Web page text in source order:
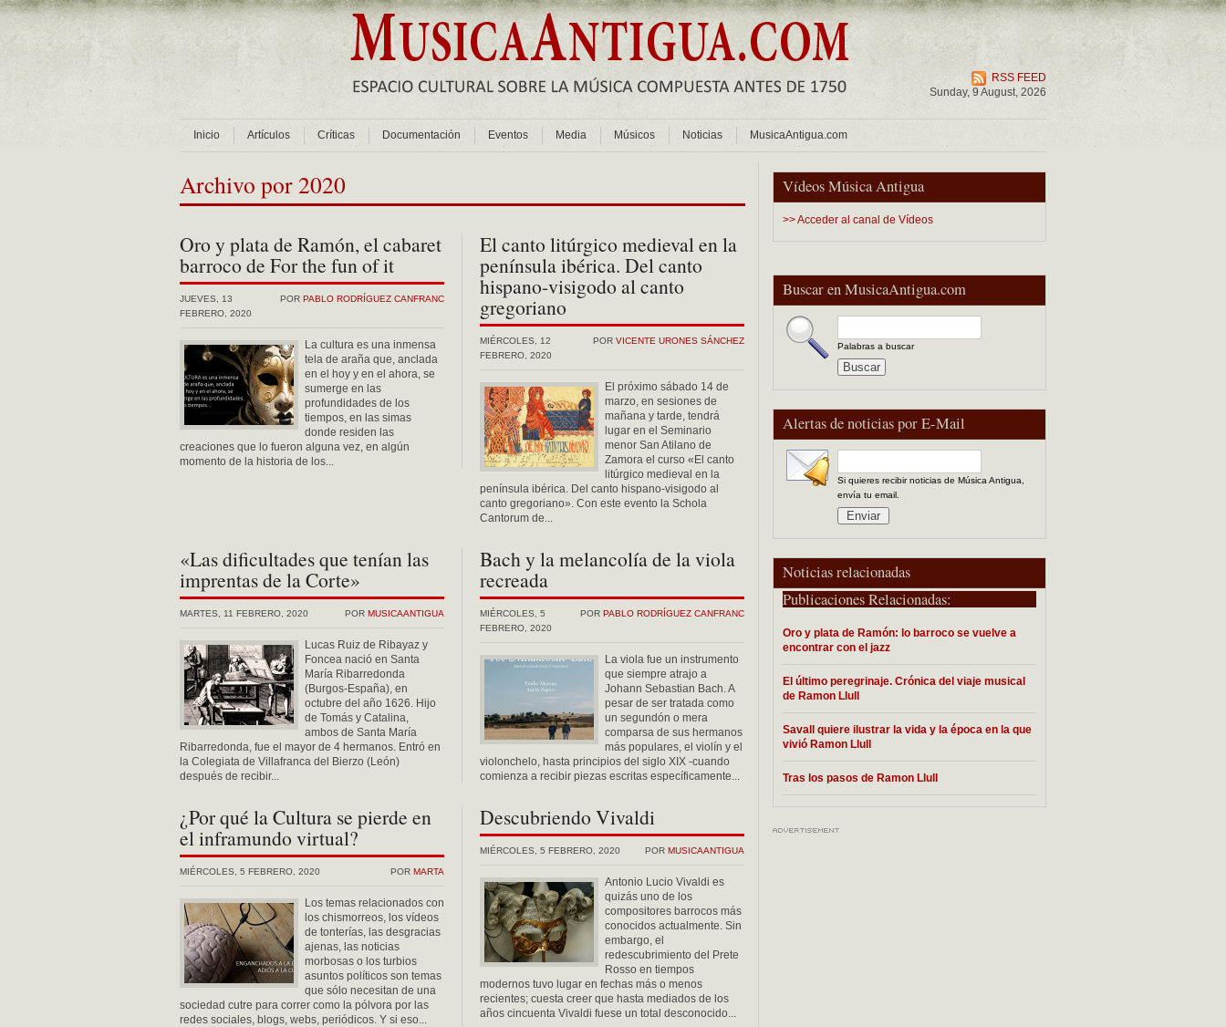
RSS FEED
Sunday, 9 August, 2026
Inicio Artículos Críticas Documentación Eventos Media Músicos Noticias MusicaAntigua.com
Vídeos Música Antigua
>> Acceder al canal de Vídeos
Buscar en MusicaAntigua.com
Palabras a buscar
Alertas de noticias por E-Mail
Si quieres recibir noticias de Música Antigua,
envía tu email.
Noticias relacionadas
Publicaciones Relacionadas:
Oro y plata de Ramón: lo barroco se vuelve a
encontrar con el jazz
El último peregrinaje. Crónica del viaje musical
de Ramon Llull
Savall quiere ilustrar la vida y la época en la que
vivió Ramon Llull
Tras los pasos de Ramon Llull
Archivo por 2020
Oro y plata de Ramón, el cabaret
barroco de For the fun of it
POR PABLO RODRÍGUEZ CANFRANC
JUEVES, 13
FEBRERO, 2020
La cultura es una inmensa
tela de araña que, anclada
en el hoy y en el ahora, se
sumerge en las
profundidades de los
tiempos, en las simas
donde residen las
creaciones que lo fueron alguna vez, en algún
momento de la historia de los...
El canto litúrgico medieval en la
península ibérica. Del canto
hispano-visigodo al canto
gregoriano
POR VICENTE URONES SÁNCHEZ
MIÉRCOLES, 12
FEBRERO, 2020
El próximo sábado 14 de
marzo, en sesiones de
mañana y tarde, tendrá
lugar en el Seminario
menor San Atilano de
Zamora el curso «El canto
litúrgico medieval en la
península ibérica. Del canto hispano-visigodo al
canto gregoriano». Con este evento la Schola
Cantorum de...
«Las dificultades que tenían las
imprentas de la Corte»
POR MUSICAANTIGUA
MARTES, 11 FEBRERO, 2020
Lucas Ruiz de Ribayaz y
Foncea nació en Santa
María Ribarredonda
(Burgos-España), en
octubre del año 1626. Hijo
de Tomás y Catalina,
ambos de Santa María
Ribarredonda, fue el mayor de 4 hermanos. Entró en
la Colegiata de Villafranca del Bierzo (León)
después de recibir...
Bach y la melancolía de la viola
recreada
POR PABLO RODRÍGUEZ CANFRANC
MIÉRCOLES, 5
FEBRERO, 2020
La viola fue un instrumento
que siempre atrajo a
Johann Sebastian Bach. A
pesar de ser tratada como
un segundón o mera
comparsa de sus hermanos
más populares, el violín y el
violonchelo, hasta principios del siglo XIX -cuando
comienza a recibir piezas escritas específicamente...
¿Por qué la Cultura se pierde en
el inframundo virtual?
POR MARTA
MIÉRCOLES, 5 FEBRERO, 2020
Los temas relacionados con
los chismorreos, los vídeos
de tonterías, las desgracias
ajenas, las noticias
morbosas o los turbios
asuntos políticos son temas
que sólo necesitan de una
sociedad cutre para correr como la pólvora por las
redes sociales, blogs, webs, periódicos. Y si eso...
Descubriendo Vivaldi
POR MUSICAANTIGUA
MIÉRCOLES, 5 FEBRERO, 2020
Antonio Lucio Vivaldi es
quizás uno de los
compositores barrocos más
conocidos actualmente. Sin
embargo, el
redescubrimiento del Prete
Rosso en tiempos
modernos tuvo lugar en fechas más o menos
recientes; cuesta creer que hasta mediados de los
años cincuenta Vivaldi fuese un total desconocido...